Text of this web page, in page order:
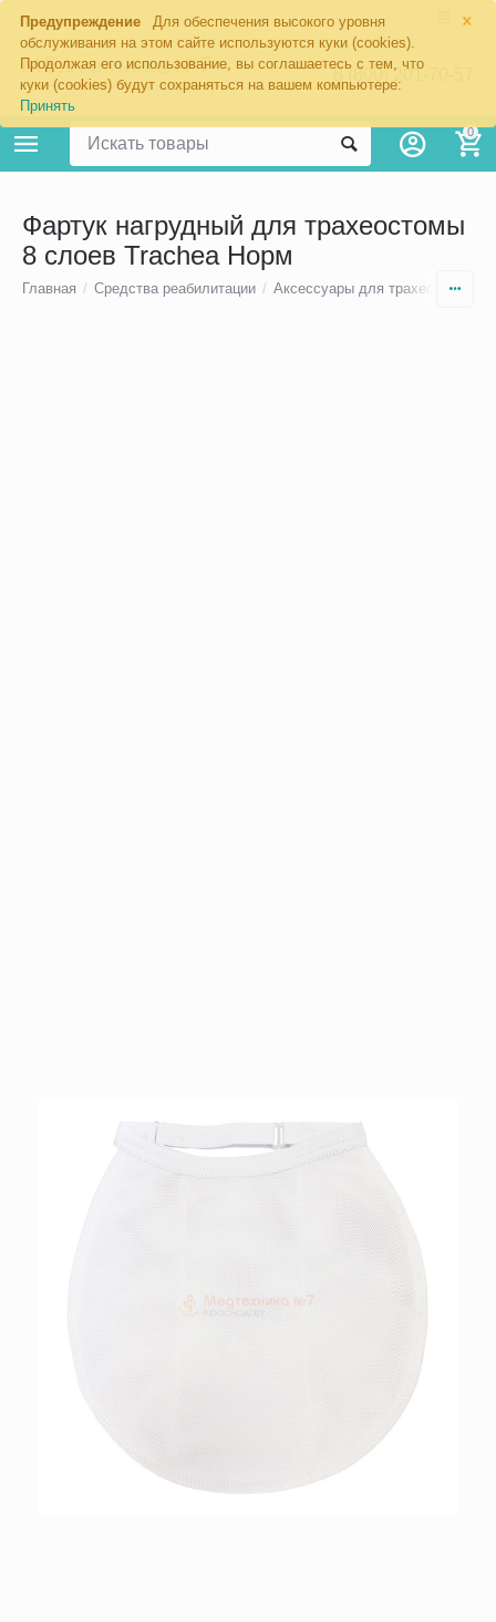
×
Предупреждение
Для обеспечения высокого уровня
обслуживания на этом сайте используются куки (cookies).
Продолжая его использование, вы соглашаетесь с тем, что
куки (cookies) будут сохраняться на вашем компьютере:
Принять
8 (800) 201-70-57
0
Фартук нагрудный для трахеостомы
8 слоев Trachea Норм
Главная / Средства реабилитации / Аксессуары для трахеостомы